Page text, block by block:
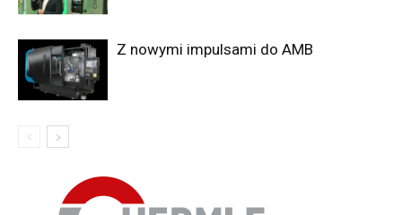
Z nowymi impulsami do AMB